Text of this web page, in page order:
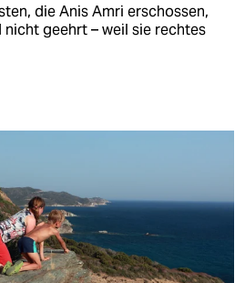
die Anis Amri erschossen,
geehrt – weil sie rechtes